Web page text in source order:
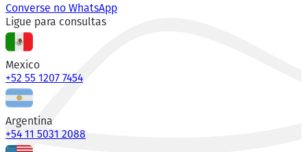
Converse no WhatsApp
Ligue para consultas
Mexico
+52 55 1207 7454
Argentina
+54 11 5031 2088